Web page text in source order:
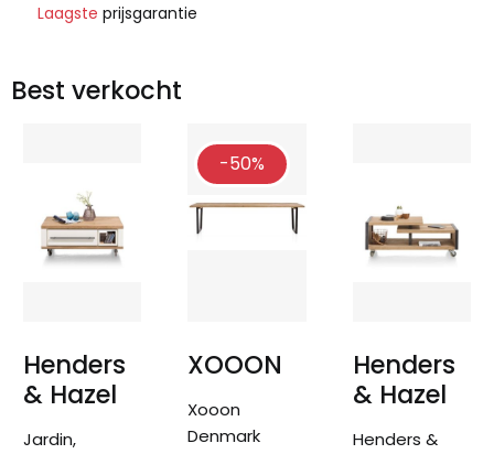
Laagste prijsgarantie
Best verkocht
Henders
& Hazel
Jardin,
-50%
XOOON
Xooon
Denmark
Henders
& Hazel
Henders &